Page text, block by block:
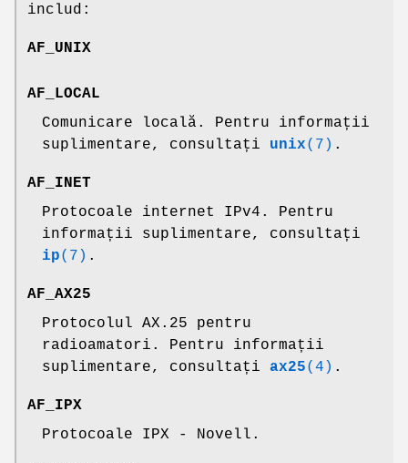
includ:
AF_UNIX
AF_LOCAL
Comunicare locală. Pentru informații
suplimentare, consultați unix(7) .
AF_INET
Protocoale internet IPv4. Pentru
informații suplimentare, consultați
ip(7) .
AF_AX25
Protocolul AX.25 pentru
radioamatori. Pentru informații
suplimentare, consultați ax25(4) .
AF_IPX
Protocoale IPX - Novell.